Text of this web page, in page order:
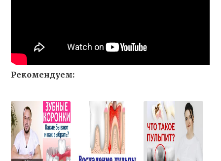
Рекомендуем: